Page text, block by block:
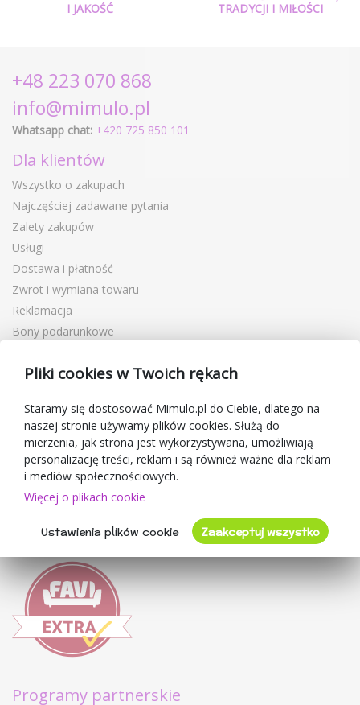
I JAKOŚĆ
TRADYCJI I MIŁOŚCI
+48 223 070 868
info@mimulo.pl
Whatsapp chat: +420 725 850 101
Dla klientów
Wszystko o zakupach
Najczęściej zadawane pytania
Zalety zakupów
Usługi
Dostawa i płatność
Zwrot i wymiana towaru
Reklamacja
Bony podarunkowe
Blog
O sprzedawcy
Mimulo.pl
Regulamin sklepu
Ochrona danych osobowych GDPR
Kontakty
Oceny klientów
Programy partnerskie
Pliki cookies w Twoich rękach
Staramy się dostosować Mimulo.pl do Ciebie, dlatego na
naszej stronie używamy plików cookies. Służą do
mierzenia, jak strona jest wykorzystywana, umożliwiają
personalizację treści, reklam i są również ważne dla reklam
i mediów społecznościowych.
Więcej o plikach cookie
Ustawienia plików cookie Zaakceptuj wszystko